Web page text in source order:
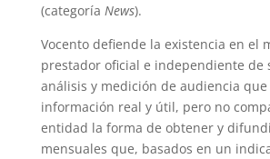
(categoría News).
Vocento defiende la existencia en el
prestador oficial e independiente de
análisis y medición de audiencia
información real y útil, pero no
entidad la forma de obtener y
mensuales que, basados en un